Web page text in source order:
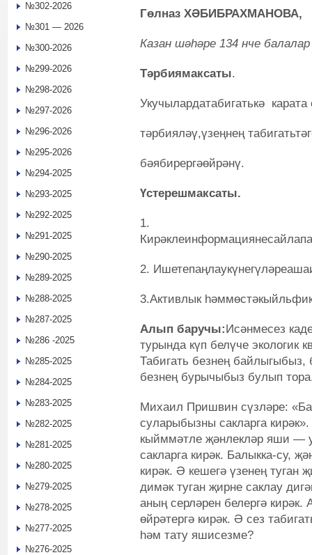
Гөлназ ХӘБИБРАХМАНОВА,
Казан шәһәре 134 нче
Тәрбиямаксаты.
Укучылардатабигатькә
тәрбияләү,үзеңнең
бәябирергәөйрәнү.
Үстерешмаксаты.
1.
2.
3.Активлык
Алып баручы:Исәнмесез
турында күп белүче экологик
Табигать безнең байлыгыбыз,
безнең бурычыбыз булып
Михаил Пришвин сүзләре:
суларыбызны сакларга
кыйммәтле җәнлекләр яши —
сакларга кирәк. Балыкка-су,
кирәк. Ә кешегә үзенең туган
димәк туган җирне саклау
аның серләрен белергә
өйрәтергә кирәк. Ә сез
һәм тату яшисезме?
№302-2026
№301 — 2026
№300-2026
№299-2026
№298-2026
№297-2026
№296-2026
№295-2026
№294-2025
№293-2025
№292-2025
№291-2025
№290-2025
№289-2025
№288-2025
№287-2025
№286 -2025
№285-2025
№284-2025
№283-2025
№282-2025
№281-2025
№280-2025
№279-2025
№278-2025
№277-2025
№276-2025